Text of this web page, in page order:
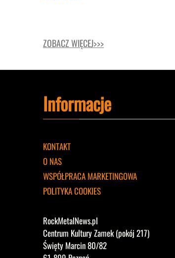
ZOBACZ WIĘCEJ>>>
Informacje
KONTAKT
O NAS
WSPÓŁPRACA MARKETINGOWA
POLITYKA COOKIES
RockMetalNews.pl
Centrum Kultury Zamek (pokój 217)
Święty Marcin 80/82